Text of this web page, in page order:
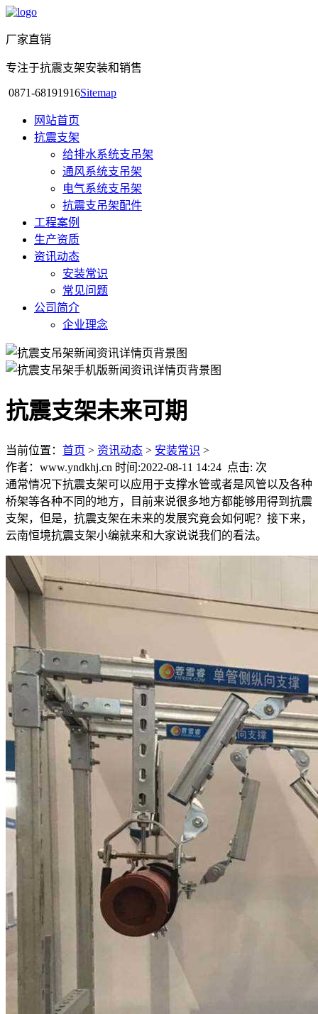
厂家直销
专注于抗震支架安装和销售
0871-68191916Sitemap
网站首页
抗震支架
给排水系统支吊架
通风系统支吊架
电气系统支吊架
抗震支吊架配件
工程案例
生产资质
资讯动态
安装常识
常见问题
公司简介
企业理念
抗震支架未来可期
当前位置： 首页 > 资讯动态 > 安装常识 >
作者：www.yndkhj.cn 时间:2022-08-11 14:24 点击: 次
通常情况下抗震支架可以应用于支撑水管或者是风管以及各种
桥架等各种不同的地方，目前来说很多地方都能够用得到抗震
支架，但是，抗震支架在未来的发展究竟会如何呢？接下来，
云南恒境抗震支架小编就来和大家说说我们的看法。